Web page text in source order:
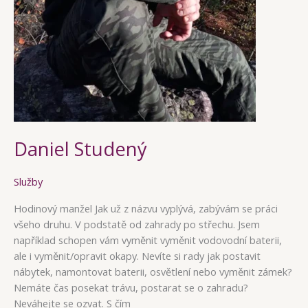
Daniel Studený
Služby
Hodinový manžel Jak už z názvu vyplývá, zabývám se práci
všeho druhu. V podstatě od zahrady po střechu. Jsem
například schopen vám vyměnit vyměnit vodovodní baterii,
ale i vyměnit/opravit okapy. Nevíte si rady jak postavit
nábytek, namontovat baterii, osvětlení nebo vyměnit zámek?
Nemáte čas posekat trávu, postarat se o zahradu?
Neváhejte se ozvat. S čím